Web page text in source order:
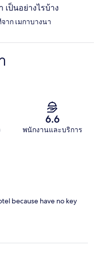
เป็นอย่างไรบ้าง
าก เมกาบางนา
6.6
พนักงานและบริการ
because have no key